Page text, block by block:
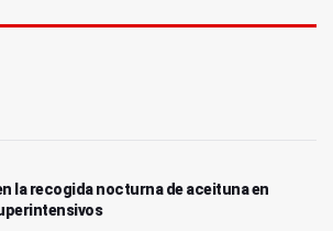
la recogida nocturna de aceituna en